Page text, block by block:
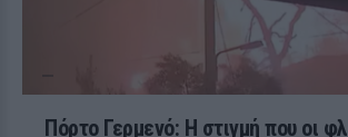
Πόρτο Γερμενό: Η στιγμή που οι